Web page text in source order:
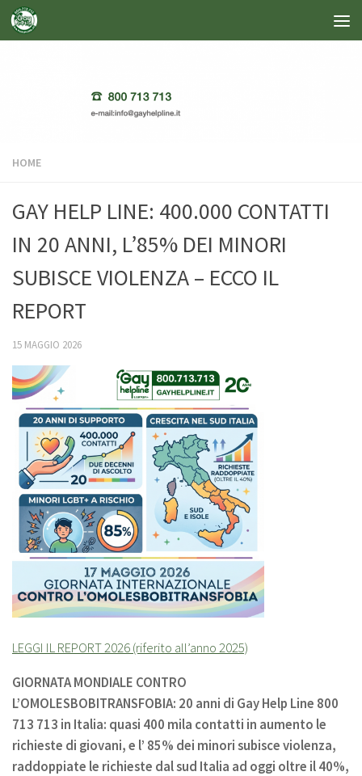
Salta al contenuto
HOME
GAY HELP LINE: 400.000 CONTATTI
IN 20 ANNI, L’85% DEI MINORI
SUBISCE VIOLENZA – ECCO IL
REPORT
15 MAGGIO 2026
LEGGI IL REPORT 2026 (riferito all’anno 2025)
GIORNATA MONDIALE CONTRO
L’OMOLESBOBITRANSFOBIA: 20 anni di Gay Help Line 800
713 713 in Italia: quasi 400 mila contatti in aumento le
richieste di giovani, e l’ 85% dei minori subisce violenza,
raddoppiate le richieste dal sud Italia ad oggi oltre il 40%,